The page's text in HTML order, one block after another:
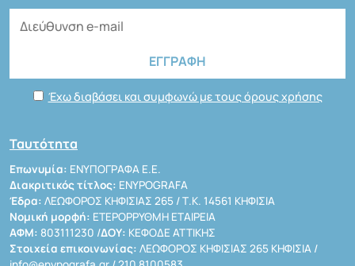
Έχω διαβάσει και συμφωνώ με τους όρους χρήσης
Ταυτότητα
Επωνυμία: ΕΝΥΠΟΓΡΑΦΑ Ε.Ε.
Διακριτικός τίτλος: ENYPOGRAFA
Έδρα: ΛΕΩΦΟΡΟΣ ΚΗΦΙΣΙΑΣ 265 / Τ.Κ. 14561 ΚΗΦΙΣΙΑ
Νομική μορφή: ΕΤΕΡΟΡΡΥΘΜΗ ΕΤΑΙΡΕΙΑ
ΑΦΜ: 803111230 /ΔΟΥ: ΚΕΦΟΔΕ ΑΤΤΙΚΗΣ
Στοιχεία επικοινωνίας: ΛΕΩΦΟΡΟΣ ΚΗΦΙΣΙΑΣ 265 ΚΗΦΙΣΙΑ /